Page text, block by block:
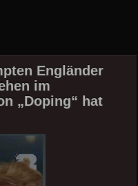
Engländer
im
„Doping“ hat